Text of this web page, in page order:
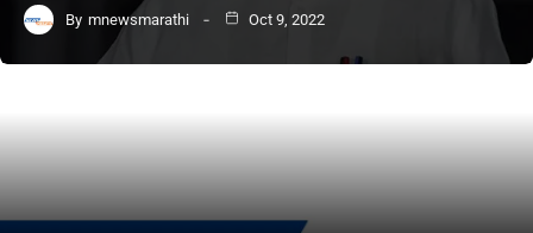
By mnewsmarathi Oct 9, 2022